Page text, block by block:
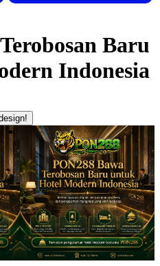
Baru
Indonesia